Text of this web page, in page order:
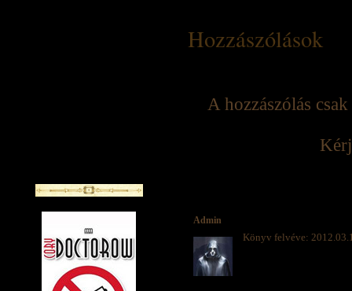
Hozzászólások
A hozzászólás
Admin
Könyv felvéve: